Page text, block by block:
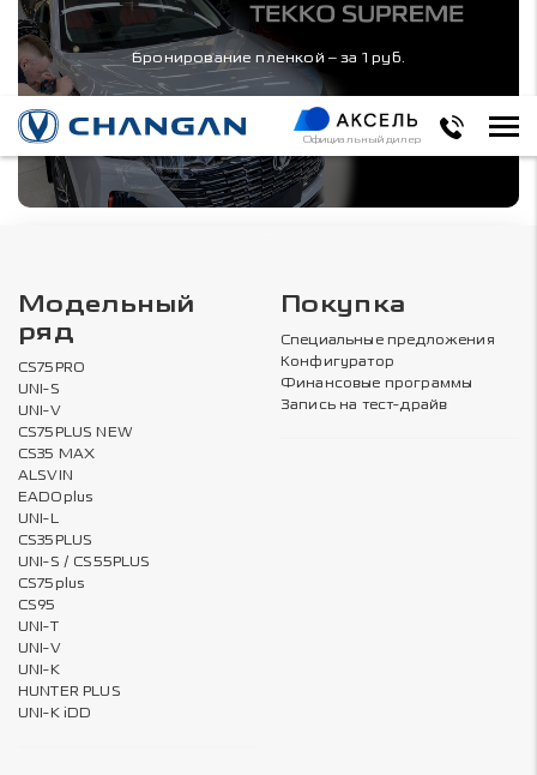
Официальный дилер
Бронирование пленкой – за 1 руб.
Модельный
ряд
CS75PRO
UNI-S
UNI-V
CS75PLUS NEW
CS35 MAX
ALSVIN
EADOplus
UNI-L
CS35PLUS
UNI-S / CS55PLUS
CS75plus
CS95
UNI-T
UNI-V
UNI-K
HUNTER PLUS
UNI-K iDD
Покупка
Специальные предложения
Конфигуратор
Финансовые программы
Запись на тест-драйв